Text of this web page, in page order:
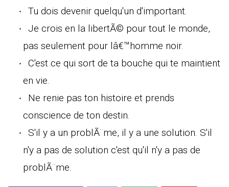
Tu dois devenir quelqu'un d'important.
Je crois en la libertÃ© pour tout le monde,
pas seulement pour lâ€™homme noir.
C'est ce qui sort de ta bouche qui te maintient
en vie.
Ne renie pas ton histoire et prends
conscience de ton destin.
S'il y a un problÃ¨me, il y a une solution. S'il
n'y a pas de solution c'est qu'il n'y a pas de
problÃ¨me.